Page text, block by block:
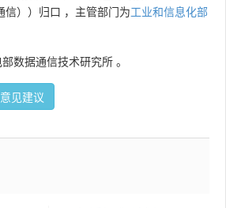
信））归口 ，主管部门为工业和信息化部
部数据通信技术研究所 。
意见建议